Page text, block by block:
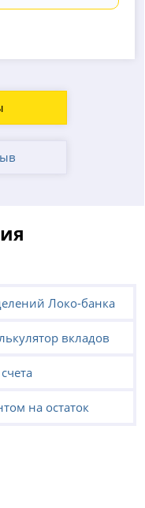
Локо-банка
вкладов
на остаток